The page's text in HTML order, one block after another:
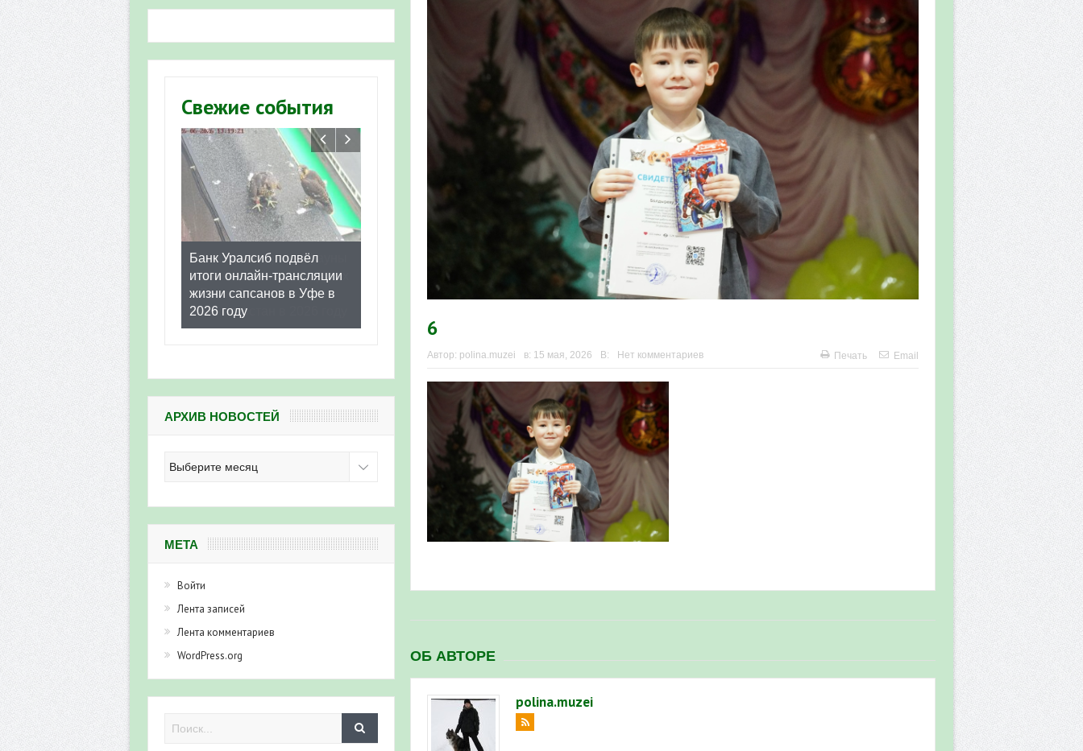
Мероприятие для ребят из дневного лагеря центра олимпиадного движения «Аврора»
Фотофиксация и осмотр птенцов сапсанов на крыше Уралсиба в Уфе в 2026 г.
Участие башкирских орнитологов и бердвотчеров в проекте «Развитие программы мониторинга
численности птиц в европейской части России»
«Весенняя перекличка-2026» — 11-20 мая 2026
Мониторинг орнитофауны на постоянных маршрутах в Республике Башкортостан в 2026 году
6
Автор: polina.muzei в: 15 мая, 2026 В: Нет комментариев Печать Email
ОБ АВТОРЕ
polina.muzei
Свежие события
Банк Уралсиб подвёл
итоги онлайн-трансляции
жизни сапсанов в Уфе в
2026 году
АРХИВ НОВОСТЕЙ
новостей
МЕТА
Войти
Лента записей
Лента комментариев
WordPress.org